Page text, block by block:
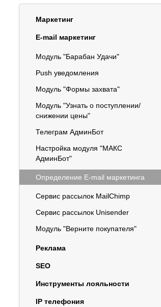
Маркетинг
E-mail маркетинг
Модуль "Барабан Удачи"
Push уведомления
Модуль "Формы захвата"
Модуль "Узнать о поступлении/
снижении цены"
Телеграм АдминБот
Настройка модуля "МАКС
АдминБот"
Определение E-mail маркетинга
Сервис рассылок MailChimp
Сервис рассылок Unisender
Модуль "Верните покупателя"
Реклама
SEO
Инструменты лояльности
IP телефония